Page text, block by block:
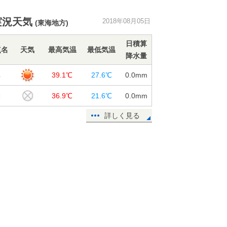
暦ではまもなく秋ですが、暑さは衰
山形県で記録的短時間大雨情報
05日14:16
40度迫る暑さ 関東は徐々に台風の
況天気 (東海地方) 2018年08月05日
天気 最高気温 最低気温
日積算
降水量
39.1℃ 27.6℃ 0.0mm
36.9℃ 21.6℃ 0.0mm
詳しく見る